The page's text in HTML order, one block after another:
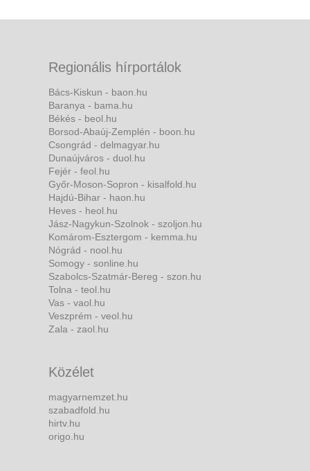
Regionális hírportálok
Bács-Kiskun - baon.hu
Baranya - bama.hu
Békés - beol.hu
Borsod-Abaúj-Zemplén - boon.hu
Csongrád - delmagyar.hu
Dunaújváros - duol.hu
Fejér - feol.hu
Győr-Moson-Sopron - kisalfold.hu
Hajdú-Bihar - haon.hu
Heves - heol.hu
Jász-Nagykun-Szolnok - szoljon.hu
Komárom-Esztergom - kemma.hu
Nógrád - nool.hu
Somogy - sonline.hu
Szabolcs-Szatmár-Bereg - szon.hu
Tolna - teol.hu
Vas - vaol.hu
Veszprém - veol.hu
Zala - zaol.hu
Közélet
magyarnemzet.hu
szabadfold.hu
hirtv.hu
origo.hu